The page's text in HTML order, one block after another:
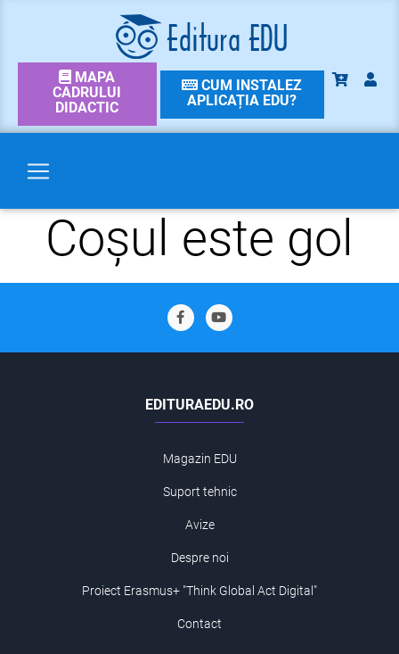
MAPA
CADRULUI
DIDACTIC
CUM INSTALEZ
APLICAȚIA EDU?
Coșul este gol
EDITURAEDU.RO
Magazin EDU
Suport tehnic
Avize
Despre noi
Proiect Erasmus+ "Think Global Act Digital"
Contact